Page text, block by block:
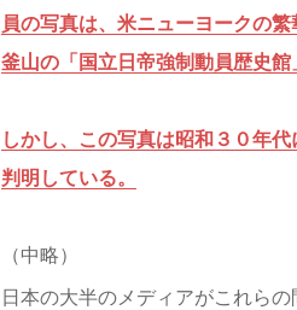
員の写真は、米ニューヨークの
釜山の「国立日帝強制動員歴史
しかし、この写真は昭和３０年
判明している。
（中略）
日本の大半のメディアがこれら